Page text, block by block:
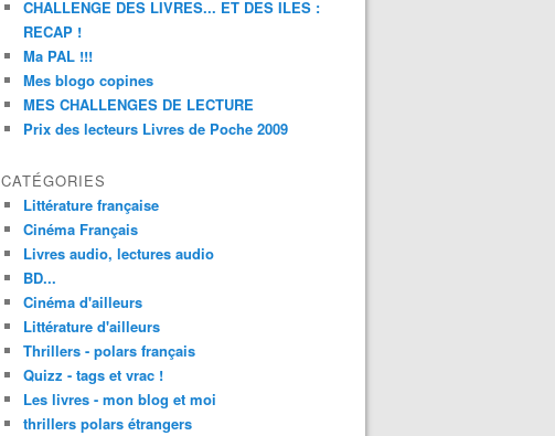
CHALLENGE DES LIVRES... ET DES ILES :
RECAP !
Ma PAL !!!
Mes blogo copines
MES CHALLENGES DE LECTURE
Prix des lecteurs Livres de Poche 2009
CATÉGORIES
Littérature française
Cinéma Français
Livres audio, lectures audio
BD...
Cinéma d'ailleurs
Littérature d'ailleurs
Thrillers - polars français
Quizz - tags et vrac !
Les livres - mon blog et moi
thrillers polars étrangers